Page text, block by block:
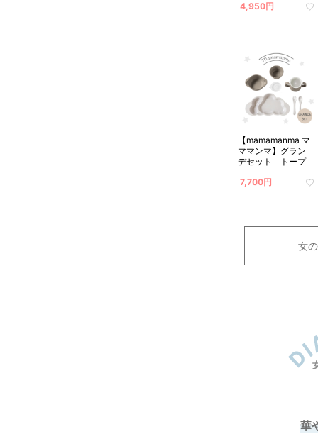
4,950円
【mamamanma マ
ママンマ】グラン
デセット トープ
7,700円
女
華